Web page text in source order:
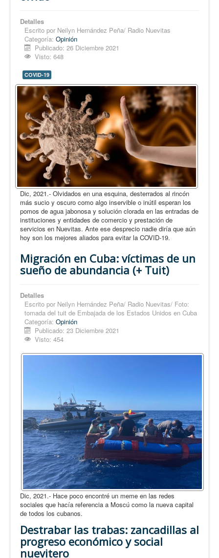
Detalles
Escrito por Neilyn Hernández Peña/ Radio Nuevitas
Categoría: Opinión
Publicado: 26 Diciembre 2021
Visto: 648
COVID-19
Dic, 2021.- Olvidados en una esquina, desterrados al rincón
más sucio y oscuro como algo inservible o inútil esperan los
pomos de agua jabonosa y solución clorada en las entradas de
instituciones y entidades de comercio y prestación de
servicios en Nuevitas. Ante ese desprecio nadie diría que aún
hoy son los mejores aliados para evitar la COVID-19.
Migración en Cuba: víctimas de un
sueño de abundancia (+ Tuit)
Detalles
Escrito por Neilyn Hernández Peña/ Radio Nuevitas/ Foto:
tomada del tuit de Embajada de los Estados Unidos en Cuba
Categoría: Opinión
Publicado: 23 Diciembre 2021
Visto: 454
Dic, 2021.- Hace poco encontré un meme en las redes
sociales que hacía referencia a Moscú como la nueva capital
de todos los cubanos.
Destrabar las trabas: zancadillas al
progreso económico y social
nuevitero